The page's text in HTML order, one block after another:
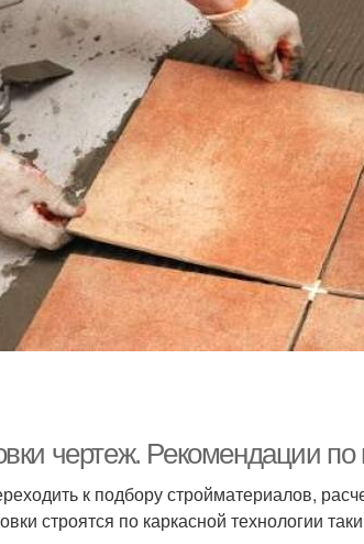
чертеж. Рекомендации
к подбору стройматериалов,
строятся по каркасной технологии